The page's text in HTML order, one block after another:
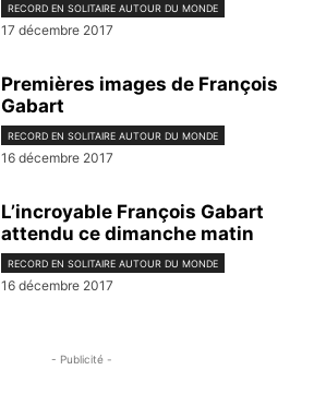
RECORD EN SOLITAIRE AUTOUR DU MONDE
17 décembre 2017
Premières images de François
Gabart
RECORD EN SOLITAIRE AUTOUR DU MONDE
16 décembre 2017
L’incroyable François Gabart
attendu ce dimanche matin
RECORD EN SOLITAIRE AUTOUR DU MONDE
16 décembre 2017
- Publicité -